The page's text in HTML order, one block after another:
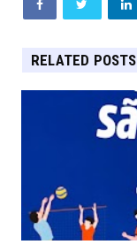
RELATED POSTS